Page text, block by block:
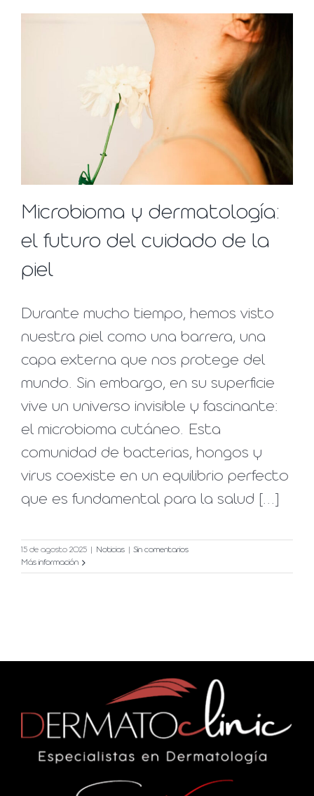
Microbioma y dermatología:
el futuro del cuidado de la
piel
Durante mucho tiempo, hemos visto
nuestra piel como una barrera, una
capa externa que nos protege del
mundo. Sin embargo, en su superficie
vive un universo invisible y fascinante:
el microbioma cutáneo. Esta
comunidad de bacterias, hongos y
virus coexiste en un equilibrio perfecto
que es fundamental para la salud [...]
15 de agosto 2025 Noticias
Sin comentarios
Más información